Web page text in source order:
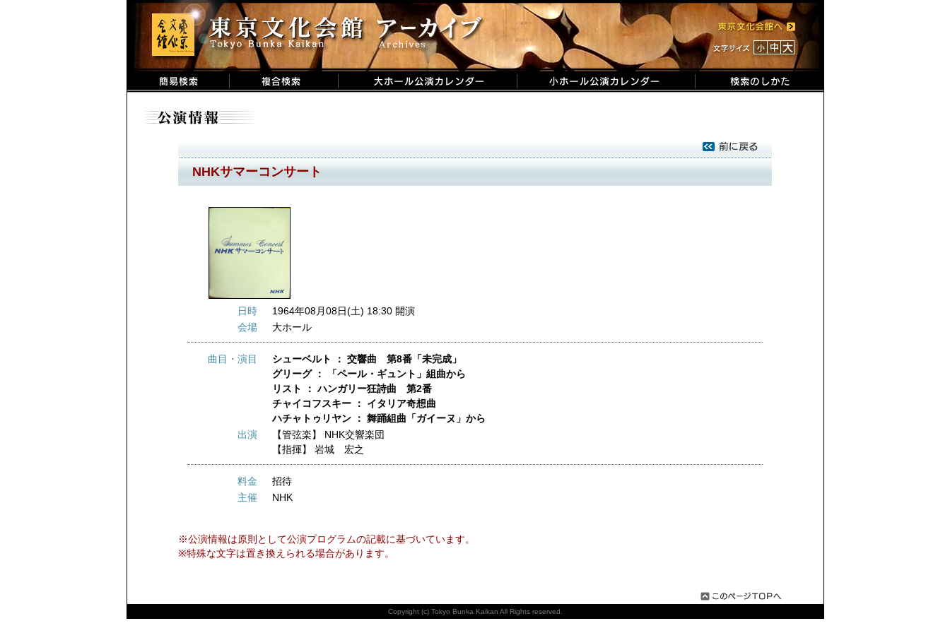
NHKサマーコンサート
日時
1964年08月08日(土) 18:30 開演
会場
大ホール
曲目・演目
シューベルト ： 交響曲 第8番「未完成」
グリーグ ： 「ペール・ギュント」組曲から
リスト ： ハンガリー狂詩曲 第2番
チャイコフスキー ： イタリア奇想曲
ハチャトゥリヤン ： 舞踊組曲「ガイーヌ」から
出演
【管弦楽】 NHK交響楽団
【指揮】 岩城 宏之
料金
招待
主催
NHK
※公演情報は原則として公演プログラムの記載に基づいています。
※特殊な文字は置き換えられる場合があります。
Copyright (c) Tokyo Bunka Kaikan All Rights reserved.